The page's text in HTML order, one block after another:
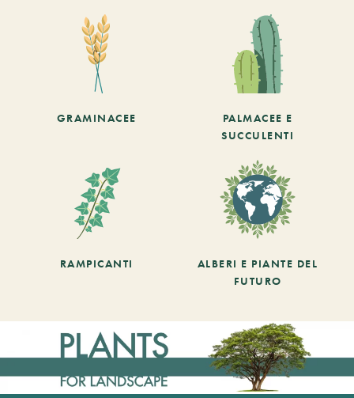
GRAMINACEE
PALMACEE E
SUCCULENTI
RAMPICANTI
ALBERI E PIANTE DEL
FUTURO